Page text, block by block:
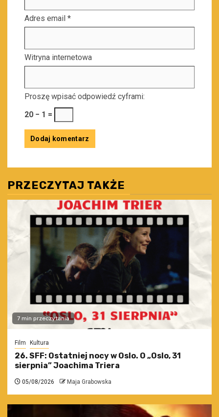
Adres email *
Witryna internetowa
Proszę wpisać odpowiedź cyframi:
20 − 1 =
PRZECZYTAJ TAKŻE
7 min przeczytania
Film Kultura
26. SFF: Ostatniej nocy w Oslo. O „Oslo, 31
sierpnia” Joachima Triera
05/08/2026 Maja Grabowska